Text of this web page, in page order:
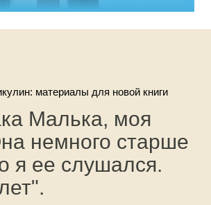
материалы для новой книги
Малька, моя
немного старше
я ее слушался.